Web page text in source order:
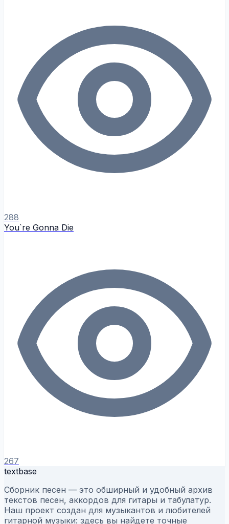
288
You`re Gonna Die
267
textbase
Сборник песен — это обширный и удобный архив
текстов песен, аккордов для гитары и табулатур.
Наш проект создан для музыкантов и любителей
гитарной музыки: здесь вы найдете точные